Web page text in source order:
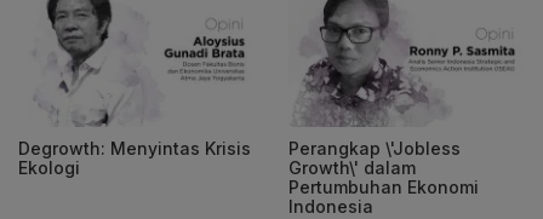
Degrowth: Menyintas Krisis
Ekologi
Perangkap \'Jobless
Growth\' dalam
Pertumbuhan Ekonomi
Indonesia